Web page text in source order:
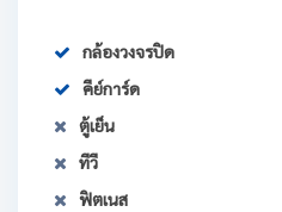
กล้องวงจรปิด
คีย์การ์ด
ตู้เย็น
ทีวี
ฟิตเนส